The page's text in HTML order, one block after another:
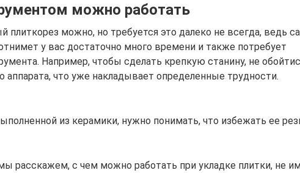
можно работать
плиткорез можно, но требуется это далеко не всегда, ведь
у вас достаточно много времени и также потребует
Например, чтобы сделать крепкую станину, не
аппарата, что уже накладывает определенные трудности.
из керамики, нужно понимать, что избежать ее
расскажем, с чем можно работать при укладке плитки, не